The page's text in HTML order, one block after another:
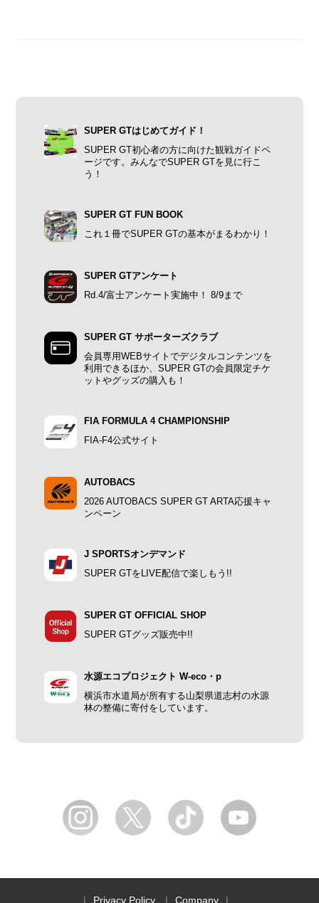
SUPER GTはじめてガイド！
SUPER GT初心者の方に向けた観戦ガイドペ
ージです。みんなでSUPER GTを見に行こ
う！
SUPER GT FUN BOOK
これ１冊でSUPER GTの基本がまるわかり！
SUPER GTアンケート
Rd.4/富士アンケート実施中！ 8/9まで
SUPER GT サポーターズクラブ
会員専用WEBサイトでデジタルコンテンツを
利用できるほか、SUPER GTの会員限定チケ
ットやグッズの購入も！
FIA FORMULA 4 CHAMPIONSHIP
FIA-F4公式サイト
AUTOBACS
2026 AUTOBACS SUPER GT ARTA応援キャ
ンペーン
J SPORTSオンデマンド
SUPER GTをLIVE配信で楽しもう!!
SUPER GT OFFICIAL SHOP
SUPER GTグッズ販売中!!
水源エコプロジェクト W-eco・p
横浜市水道局が所有する山梨県道志村の水源
林の整備に寄付をしています。
Privacy Policy Company